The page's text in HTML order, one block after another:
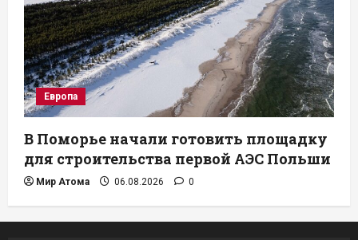
Европа
В Поморье начали готовить площадку
для строительства первой АЭС Польши
Мир Атома 06.08.2026 0